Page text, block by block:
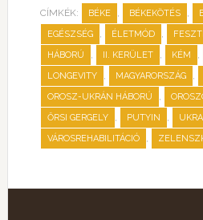
CÍMKÉK: BÉKE , BÉKEKÖTÉS ,
EGÉSZSÉG , ÉLETMÓD ,
HÁBORÚ , II. KERÜLET , KÉM ,
LONGEVITY , MAGYARORSZÁG ,
OROSZ-UKRÁN HÁBORÚ ,
ŐRSI GERGELY , PUTYIN ,
VÁROSREHABILITÁCIÓ ,